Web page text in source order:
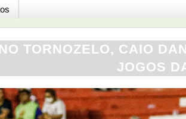
TORNOZELO, CAIO
JOGOS